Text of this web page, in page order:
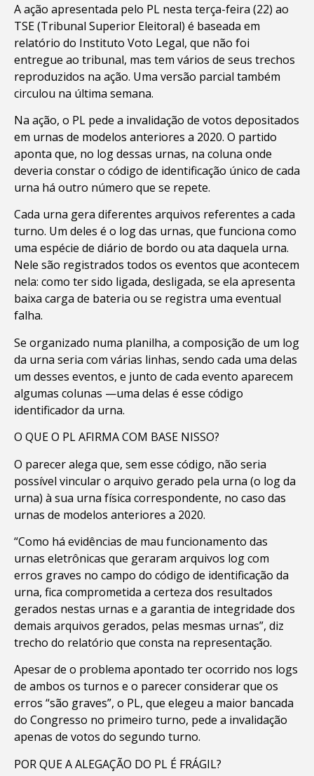
A ação apresentada pelo PL nesta terça-feira (22) ao
TSE (Tribunal Superior Eleitoral) é baseada em
relatório do Instituto Voto Legal, que não foi
entregue ao tribunal, mas tem vários de seus trechos
reproduzidos na ação. Uma versão parcial também
circulou na última semana.
Na ação, o PL pede a invalidação de votos depositados
em urnas de modelos anteriores a 2020. O partido
aponta que, no log dessas urnas, na coluna onde
deveria constar o código de identificação único de cada
urna há outro número que se repete.
Cada urna gera diferentes arquivos referentes a cada
turno. Um deles é o log das urnas, que funciona como
uma espécie de diário de bordo ou ata daquela urna.
Nele são registrados todos os eventos que acontecem
nela: como ter sido ligada, desligada, se ela apresenta
baixa carga de bateria ou se registra uma eventual
falha.
Se organizado numa planilha, a composição de um log
da urna seria com várias linhas, sendo cada uma delas
um desses eventos, e junto de cada evento aparecem
algumas colunas —uma delas é esse código
identificador da urna.
O QUE O PL AFIRMA COM BASE NISSO?
O parecer alega que, sem esse código, não seria
possível vincular o arquivo gerado pela urna (o log da
urna) à sua urna física correspondente, no caso das
urnas de modelos anteriores a 2020.
“Como há evidências de mau funcionamento das
urnas eletrônicas que geraram arquivos log com
erros graves no campo do código de identificação da
urna, fica comprometida a certeza dos resultados
gerados nestas urnas e a garantia de integridade dos
demais arquivos gerados, pelas mesmas urnas”, diz
trecho do relatório que consta na representação.
Apesar de o problema apontado ter ocorrido nos logs
de ambos os turnos e o parecer considerar que os
erros “são graves”, o PL, que elegeu a maior bancada
do Congresso no primeiro turno, pede a invalidação
apenas de votos do segundo turno.
POR QUE A ALEGAÇÃO DO PL É FRÁGIL?